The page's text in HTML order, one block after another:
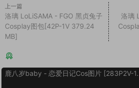
上一篇
洛璃 LoLiSAMA - FGO 黑贞兔子
Cosplay图包[42P-1V 379.24
MB]
洛璃
鹿八岁baby - 恋爱日记Cos图片 [283P2V-